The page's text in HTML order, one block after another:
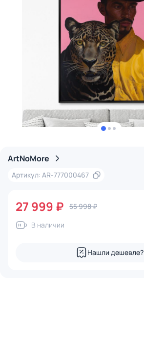
ArtNoMore
Артикул: AR-777000467
27 999 ₽ 55 998 ₽
В наличии
Нашли дешевле?